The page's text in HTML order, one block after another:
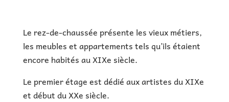
Le rez-de-chaussée présente les vieux métiers,
les meubles et appartements tels qu’ils étaient
encore habités au XIXe siècle.
Le premier étage est dédié aux artistes du XIXe
et début du XXe siècle.